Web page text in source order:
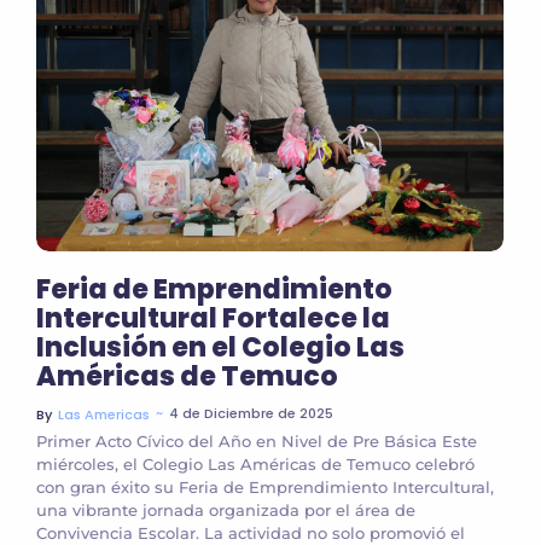
Feria de Emprendimiento
Intercultural Fortalece la
Inclusión en el Colegio Las
Américas de Temuco
By Las Americas ~ 4 de Diciembre de 2025
Primer Acto Cívico del Año en Nivel de Pre Básica Este
miércoles, el Colegio Las Américas de Temuco celebró
con gran éxito su Feria de Emprendimiento Intercultural,
una vibrante jornada organizada por el área de
Convivencia Escolar. La actividad no solo promovió el